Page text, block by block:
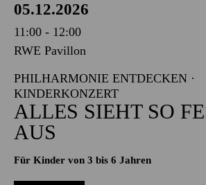
05.12.2026
11:00 - 12:00
RWE Pavillon
PHILHARMONIE ENTDECKEN ·
KINDERKONZERT
ALLES SIEHT SO
AUS
Für Kinder von 3 bis 6 Jahren